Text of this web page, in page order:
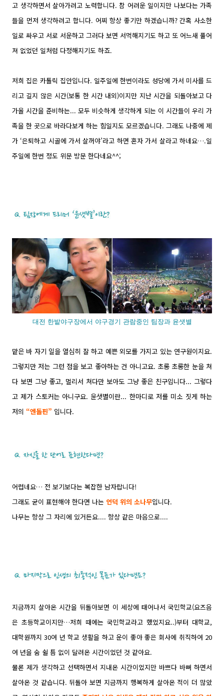
고 생각하면서 살아가려고 노력합니다. 참 어려운 일이지만 나보다는 가족
들을 먼저 생각하려고 합니다. 어찌 항상 좋기만 하겠습니까? 간혹 사소한
일로 싸우고 서로 서운하고 그러다 보면 서먹해지기도 하고 또 어느새 풀어
져 없었던 일처럼 다정해지기도 하죠.
저희 집은 카톨릭 집안입니다. 일주일에 한번이라도 성당에 가서 미사를 드
리고 길지 않은 시간(보통 한 시간 내외)이지만 지난 시간을 되돌아보고 다
가올 시간을 준비하는... 모두 비슷하게 생각하게 되는 이 시간들이 우리 가
족을 한 곳으로 바라다보게 하는 힘일지도 모르겠습니다. 그래도 나중에 제
가 ‘은퇴하고 시골에 가서 살꺼야’라고 하면 혼자 가서 살라고 하네요….일
주일에 한번 정도 위문 방문 한다네요^^;
대전 한밭야구장에서 야구경기 관람중인 팀장과 윤샛별
맡은 바 자기 일을 열심히 잘 하고 예쁜 외모를 가지고 있는 연구원이지요.
그렇지만 저는 그런 점을 보고 좋아하는 건 아니고요. 초롱 초롱한 눈을 쳐
다 보면 그냥 좋고, 멀리서 쳐다만 보아도 그냥 좋은 친구입니다... 그렇다
고 제가 스토커는 아니구요. 윤샛별이란... 한마디로 저를 미소 짓게 하는
저의 “엔돌핀” 입니다.
어렵네요… 전 보기보다는 복잡한 남자랍니다!
그래도 굳이 표현해야 한다면 나는 언덕 위의 소나무입니다.
나무는 항상 그 자리에 있거든요.... 항상 같은 마음으로....
지금까지 살아온 시간을 뒤돌아보면 이 세상에 태어나서 국민학교(요즈음
은 초등학교이지만…저희 때에는 국민학교라고 했었지요..)부터 대학교,
대학원까지 30여 년 학교 생활을 하고 운이 좋아 좋은 회사에 취직하여 20
여 년을 숨 쉴 틈 없이 달려온 시간이었던 것 같아요.
물론 제가 생각하고 선택하면서 지내온 시간이었지만 바쁘다 바뻐 하면서
살아온 것 같습니다. 뒤돌아 보면 지금까지 행복하게 살아온 적이 더 많았